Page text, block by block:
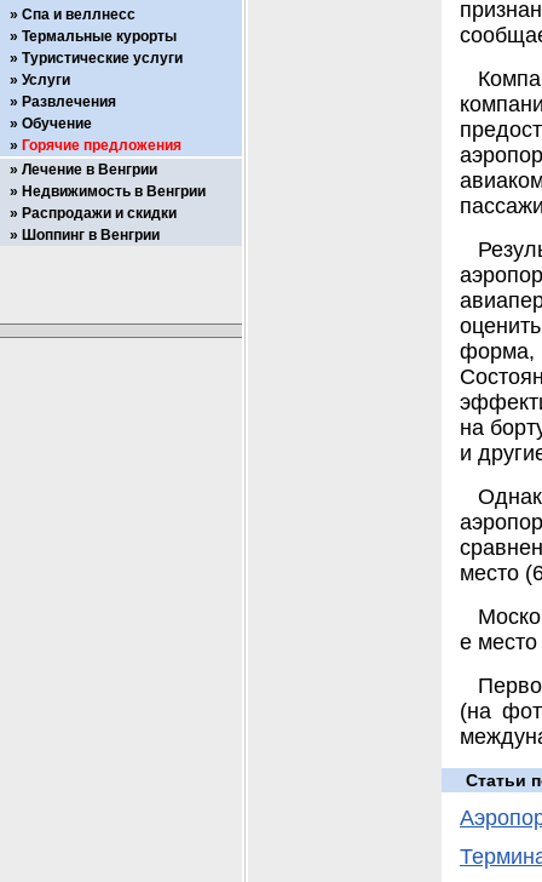
на
и
место
е место
(на
Статьи
Спа и веллнесс
Термальные курорты
Туристические услуги
Услуги
Развлечения
Обучение
Горячие предложения
Лечение в Венгрии
Недвижимость в Венгрии
Распродажи и скидки
Шоппинг в Венгрии